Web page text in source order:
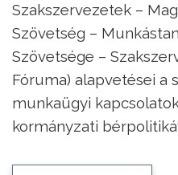
Szakszervezetek –
Szövetség –
Szövetsége –
Fóruma) alapvetései a
munkaügyi
kormányzati